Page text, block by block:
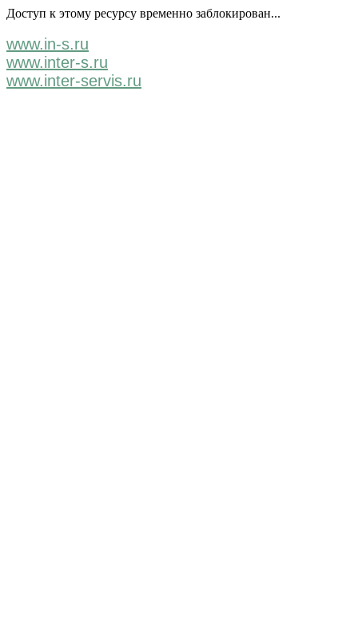
Доступ к этому ресурсу временно заблокирован...
www.in-s.ru
www.inter-s.ru
www.inter-servis.ru